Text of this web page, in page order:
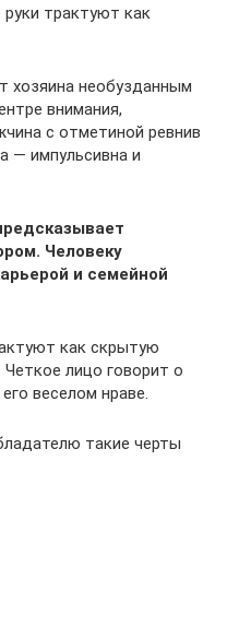
трактуют как
хозяина необузданным
внимания,
с отметиной ревнив
— импульсивна и
Человеку
и семейной
как скрытую
лицо говорит о
веселом нраве.
такие черты